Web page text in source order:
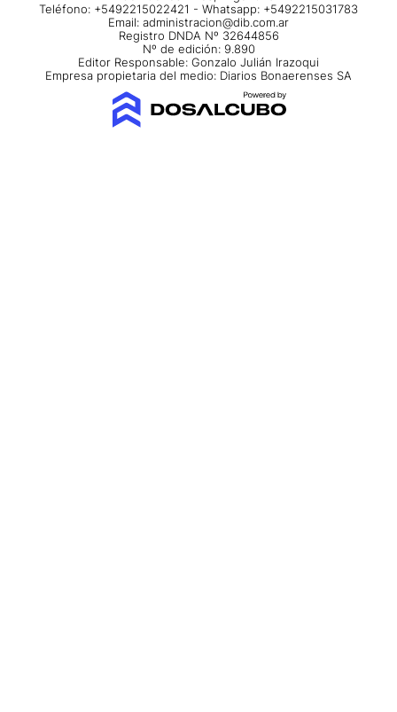
Teléfono: +5492215022421 - Whatsapp: +5492215031783
Email: administracion@dib.com.ar
Registro DNDA Nº 32644856
Nº de edición: 9.890
Editor Responsable: Gonzalo Julián Irazoqui
Empresa propietaria del medio: Diarios Bonaerenses SA